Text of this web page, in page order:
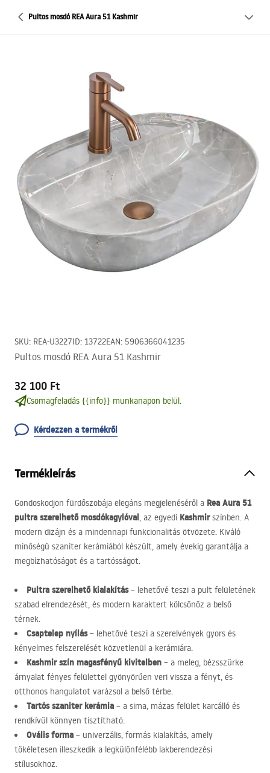
Pultos mosdó REA Aura 51 Kashmir
SKU: REA-U3227ID: 13722EAN: 5906366041235
Pultos mosdó REA Aura 51 Kashmir
32 100 Ft
Csomagfeladás {{info}} munkanapon belül.
Kérdezzen a termékről
Termékleírás
Gondoskodjon fürdőszobája elegáns megjelenéséről a Rea Aura 51
pultra szerelhető mosdókagylóval, az egyedi Kashmirszínben. A
modern dizájn és a mindennapi funkcionalitás ötvözete. Kiváló
minőségű szaniter kerámiából készült, amely évekig garantálja a
megbízhatóságot és a tartósságot.
Pultra szerelhető kialakítás– lehetővé teszi a pult felületének
szabad elrendezését, és modern karaktert kölcsönöz a belső
térnek.
Csaptelep nyílás– lehetővé teszi a szerelvények gyors és
kényelmes felszerelését közvetlenül a kerámiára.
Kashmir szín magasfényű kivitelben – a meleg, bézsszürke
árnyalat fényes felülettel gyönyörűen veri vissza a fényt, és
otthonos hangulatot varázsol a belső térbe.
Tartós szaniter kerámia – a sima, mázas felület karcálló és
rendkívül könnyen tisztítható.
Ovális forma – univerzális, formás kialakítás, amely
tökéletesen illeszkedik a legkülönfélébb lakberendezési
stílusokhoz.